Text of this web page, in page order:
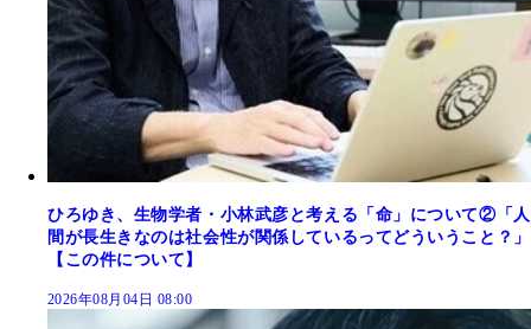
ひろゆき、生物学者・小林武彦と考える「命」について②「人
間が長生きなのは社会性が関係しているってどういうこと？」
【この件について】
2026年08月04日 08:00